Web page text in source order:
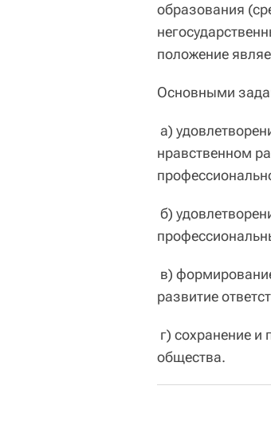
образования
положение
Основными
а)
нравственном
б)
в)
развитие
г) сохранение и
общества.